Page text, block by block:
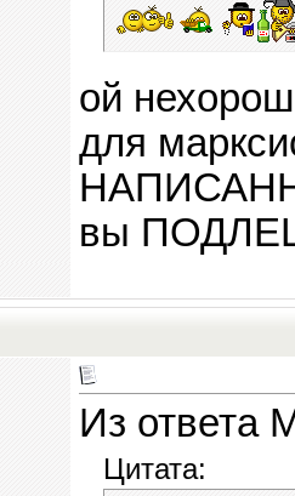
ой
для
вы ПОДЛЕЦ
Из ответа
Цитата: